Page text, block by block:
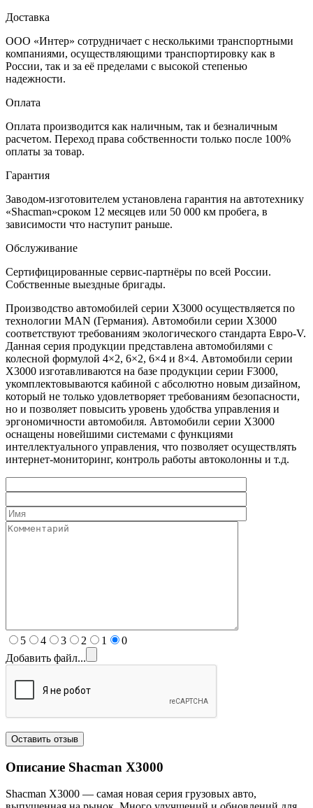
Доставка
ООО «Интер» сотрудничает с несколькими транспортными
компаниями, осуществляющими транспортировку как в
России, так и за её пределами с высокой степенью
надежности.
Оплата
Оплата производится как наличным, так и безналичным
расчетом. Переход права собственности только после 100%
оплаты за товар.
Гарантия
Заводом-изготовителем установлена гарантия на автотехнику
«Shacman»сроком 12 месяцев или 50 000 км пробега, в
зависимости что наступит раньше.
Обслуживание
Сертифицированные сервис-партнёры по всей России.
Собственные выездные бригады.
Производство автомобилей серии X3000 осуществляется по
технологии MAN (Германия). Автомобили серии X3000
соответствуют требованиям экологического стандарта Евро-V.
Данная серия продукции представлена автомобилями с
колесной формулой 4×2, 6×2, 6×4 и 8×4. Автомобили серии
X3000 изготавливаются на базе продукции серии F3000,
укомплектовываются кабиной с абсолютно новым дизайном,
который не только удовлетворяет требованиям безопасности,
но и позволяет повысить уровень удобства управления и
эргономичности автомобиля. Автомобили серии X3000
оснащены новейшими системами с функциями
интеллектуального управления, что позволяет осуществлять
интернет-мониторинг, контроль работы автоколонны и т.д.
5 4 3 2 1
0
Добавить файл...
Описание Shacman X3000
Shacman X3000 — самая новая серия грузовых авто,